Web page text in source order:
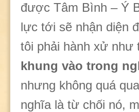
được Tâm Bình – Ý
lực tới sẽ nhận diện
tôi phải hành xử như
khung vào trong
nhưng không quá
nghĩa là từ chối nó,